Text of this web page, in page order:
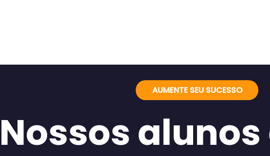
AUMENTE SEU SUCESSO
Nossos alunos